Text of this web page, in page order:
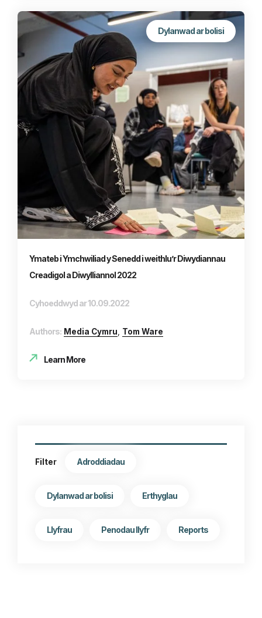
Dylanwad ar bolisi
Ymateb i Ymchwiliad y Senedd i weithlu’r Diwydiannau
Creadigol a Diwylliannol 2022
Cyhoeddwyd ar 10.09.2022
Authors: Media Cymru Tom Ware
Learn More
Filter Adroddiadau
Dylanwad ar bolisi Erthyglau
Llyfrau Penodau llyfr Reports